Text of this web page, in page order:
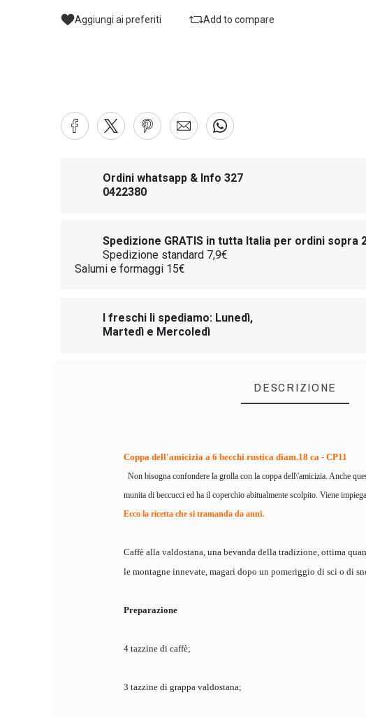
Aggiungi ai preferiti Add to compare
Ordini whatsapp & Info 327
0422380
Spedizione GRATIS in tutta Italia per ordini sopra
Spedizione standard 7,9€
Salumi e formaggi 15€
I freschi li spediamo: Lunedì,
Martedì e Mercoledì
DESCRIZIONE
Coppa dell'amicizia a 6 becchi rustica diam.18 ca - CP11
Non bisogna confondere la grolla con la coppa dell\'amicizia. Anche
munita di beccucci ed ha il coperchio abitualmente scolpito. Viene
Ecco la ricetta che si tramanda da anni.
Caffè alla valdostana, una bevanda della tradizione, ottima
le montagne innevate, magari dopo un pomeriggio di sci o di
Preparazione
4 tazzine di caffè;
3 tazzine di grappa valdostana;